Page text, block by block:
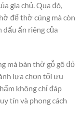
gia chủ. Qua đó,
để thờ cúng mà còn
ấn riêng của
mà bàn thờ gỗ gõ đỏ
lựa chọn tối ưu
không chỉ đáp
tín và phong cách